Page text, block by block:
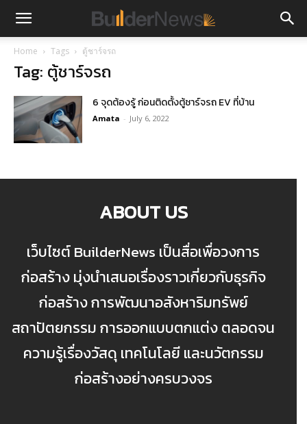
Home Tags ตู้ชาร์จรถ
Tag: ตู้ชาร์จรถ
6 จุดต้องรู้ ก่อนติดตั้งตู้ชาร์จรถ EV ที่บ้าน
Amata - July 6, 2022
ABOUT US
เว็บไซต์ BuilderNews เป็นสื่อเพื่อวงการ
ก่อสร้าง มุ่งนำเสนอเรื่องราวเกี่ยวกับธุรกิจ
ก่อสร้าง การพัฒนาอสังหาริมทรัพย์
สถาปัตยกรรม การออกแบบตกแต่ง ตลอดจน
ความรู้เรื่องวัสดุ เทคโนโลยี และนวัตกรรม
ก่อสร้างอย่างครบวงจร